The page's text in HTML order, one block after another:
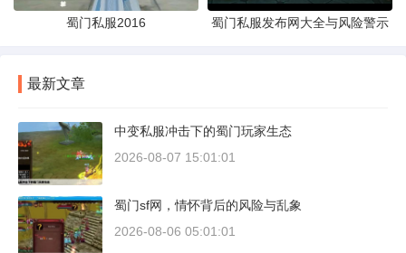
蜀门私服2016 蜀门私服发布网大全与风险警示
最新文章
中变私服冲击下的蜀门玩家生态
2026-08-07 15:01:01
蜀门sf网，情怀背后的风险与乱象
2026-08-06 05:01:01